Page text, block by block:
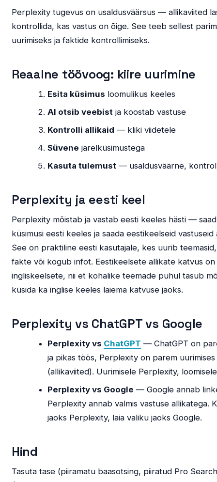
Perplexity tugevus on usaldusväärsus — allikaviited
kontrollida, kas vastus on õige. See teeb sellest
uurimiseks ja faktide kontrollimiseks.
Reaalne töövoog: kiire uurimine
Esita küsimus loomulikus keeles
AI otsib veebist ja koostab vastuse
Kontrolli allikaid — kliki viidetele
Süvene järelküsimustega
Kasuta tulemust — usaldusväärne,
Perplexity ja eesti keel
Perplexity mõistab ja vastab eesti keeles hästi —
küsimusi eesti keeles ja saada eestikeelseid vastuseid
See on praktiline eesti kasutajale, kes uurib
fakte või kogub infot. Eestikeelsete allikate katvus on
ingliskeelsete, nii et kohalike teemade puhul tasub
küsida ka inglise keeles laiema katvuse jaoks.
Perplexity vs ChatGPT vs Google
Perplexity vs ChatGPT — ChatGPT on
ja pikas töös, Perplexity on parem
(allikaviited). Uurimisele Perplexity,
Perplexity vs Google — Google annab
Perplexity annab valmis vastuse allikatega.
jaoks Perplexity, laia valiku jaoks Google.
Hind
Tasuta tase (piiramatu baasotsing, piiratud Pro